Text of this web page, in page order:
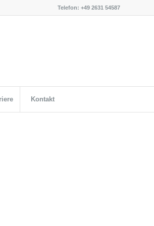
Telefon: +49 2631 54587
Kontakt